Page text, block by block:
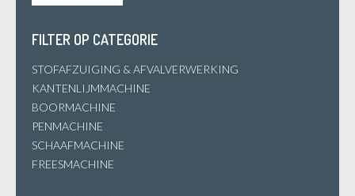
FILTER OP CATEGORIE
STOFAFZUIGING & AFVALVERWERKING
KANTENLIJMMACHINE
BOORMACHINE
PENMACHINE
SCHAAFMACHINE
FREESMACHINE